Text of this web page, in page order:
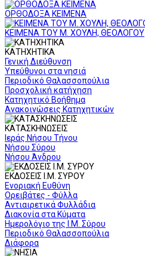
ΟΡΘΟΔΟΞΑ ΚΕΙΜΕΝΑ
ΚΕΙΜΕΝΑ ΤΟΥ Μ. ΧΟΥΛΗ, ΘΕΟΛΟΓΟΥ
ΚΑΤΗΧΗΤΙΚΑ
Γενική Διεύθυνση
Υπεύθυνοι στα νησιά
Περιοδικό Θαλασσοπούλια
Προσχολική κατήχηση
Κατηχητικό Βοήθημα
Ανακοινώσεις Κατηχητικών
ΚΑΤΑΣΚΗΝΩΣΕΙΣ
Ιεράς Νήσου Τήνου
Νήσου Σύρου
Νήσου Άνδρου
ΕΚΔΟΣΕΙΣ Ι.Μ. ΣΥΡΟΥ
Ενοριακή Ευθύνη
Ορειβάτες - Φύλλα
Αντιαιρετικά Φυλλάδια
Διακονία στα Κύματα
Ημερολόγιο της Ι.Μ. Σύρου
Περιοδικό Θαλασσοπούλια
Διάφορα